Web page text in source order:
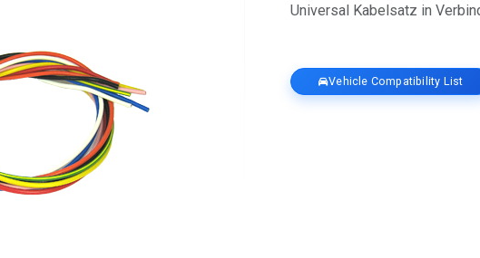
Universal Kabelsatz in
Vehicle Compatibility List